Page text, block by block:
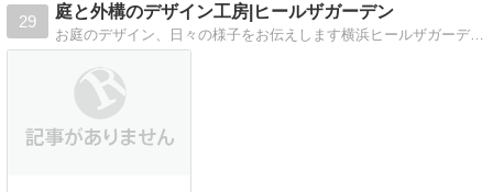
29
庭と外構のデザイン工房|ヒールザガーデン
お庭のデザイン、日々の様子をお伝えします横浜ヒールザガーデンブログ